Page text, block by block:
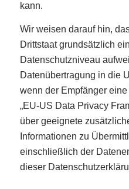
kann.
Wir weisen darauf hin,
Drittstaat grundsätzlich
Datenschutzniveau
Datenübertragung in die
wenn der Empfänger
„EU-US Data Privacy
über geeignete
Informationen zu
einschließlich der
dieser